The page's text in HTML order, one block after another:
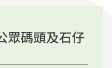
眾碼頭及石仔